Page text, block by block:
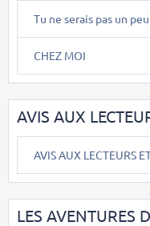
Tu ne serais pas un
CHEZ MOI
AVIS AUX
AVIS AUX LECTEURS
LES AVENTURES